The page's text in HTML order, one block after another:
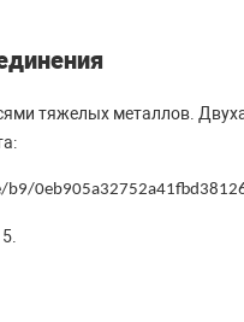
тяжелых металлов.